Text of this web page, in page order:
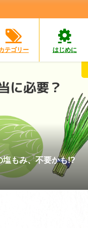
テゴリー はじめに
塩もみ、不要かも!?